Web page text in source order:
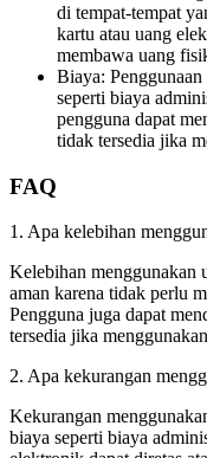
di tempat-tempat
kartu atau uang
membawa uang
Biaya:
seperti biaya
pengguna dapat
tidak tersedia jika
FAQ
1. Apa kelebihan
Kelebihan menggunakan
aman karena tidak perlu
Pengguna juga dapat
tersedia jika
2. Apa kekurangan
Kekurangan
biaya seperti biaya